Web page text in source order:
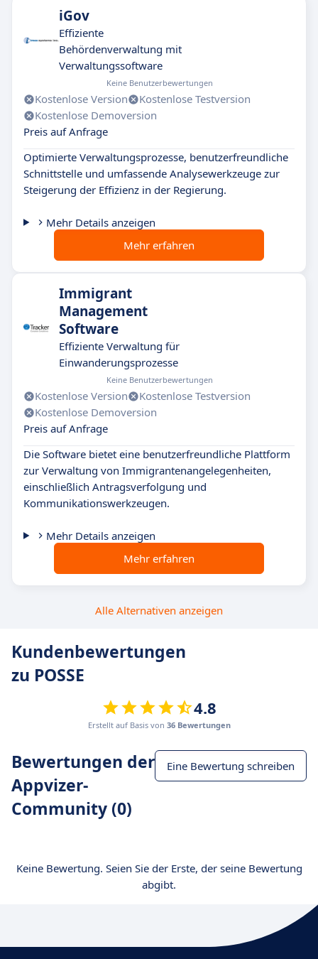
iGov
Effiziente
Behördenverwaltung mit
Verwaltungssoftware
Keine Benutzerbewertungen
Kostenlose Version
Kostenlose Testversion
Kostenlose Demoversion
Preis auf Anfrage
Optimierte Verwaltungsprozesse, benutzerfreundliche
Schnittstelle und umfassende Analysewerkzeuge zur
Steigerung der Effizienz in der Regierung.
Mehr Details anzeigen
Mehr erfahren
Immigrant
Management
Software
Effiziente Verwaltung für
Einwanderungsprozesse
Keine Benutzerbewertungen
Kostenlose Version
Kostenlose Testversion
Kostenlose Demoversion
Preis auf Anfrage
Die Software bietet eine benutzerfreundliche Plattform
zur Verwaltung von Immigrantenangelegenheiten,
einschließlich Antragsverfolgung und
Kommunikationswerkzeugen.
Mehr Details anzeigen
Mehr erfahren
Alle Alternativen anzeigen
Kundenbewertungen
zu POSSE
4.8
Erstellt auf Basis von 36 Bewertungen
Bewertungen der
Appvizer-
Community (0)
Eine Bewertung schreiben
Keine Bewertung. Seien Sie der Erste, der seine Bewertung
abgibt.